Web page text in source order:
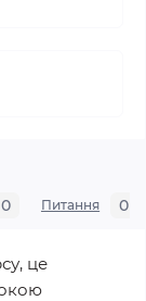
0 Питання 0
це